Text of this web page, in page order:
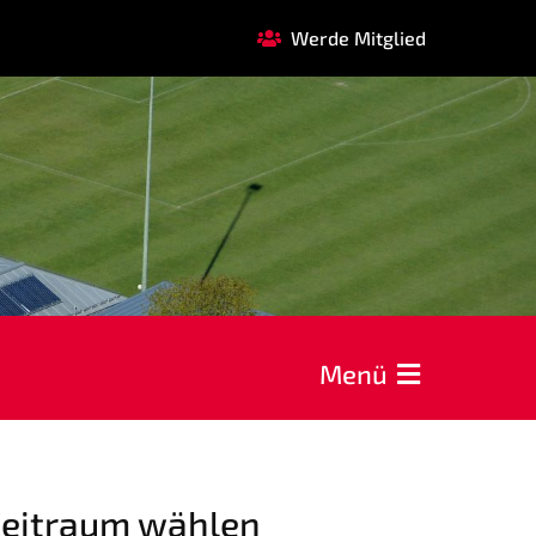
Werde Mitglied
Menü
wählen
REHASPORT
KOOPERATIONEN